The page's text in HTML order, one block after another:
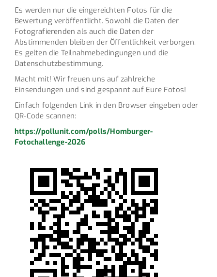
Es werden nur die eingereichten Fotos für die
Bewertung veröffentlicht. Sowohl die Daten der
Fotografierenden als auch die Daten der
Abstimmenden bleiben der Öffentlichkeit verborgen.
Es gelten die Teilnahmebedingungen und die
Datenschutzbestimmung.
Macht mit! Wir freuen uns auf zahlreiche
Einsendungen und sind gespannt auf Eure Fotos!
Einfach folgenden Link in den Browser eingeben oder
QR-Code scannen:
https://pollunit.com/polls/Homburger-
Fotochallenge-2026